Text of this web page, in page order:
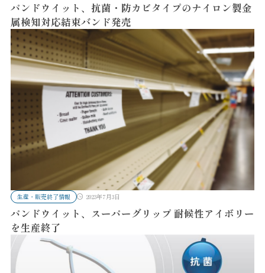
パンドウイット、抗菌・防カビタイプのナイロン製金
属検知対応結束バンド発売
生産・販売終了情報 2023年7月3日
パンドウイット、スーパーグリップ 耐候性アイボリー
を生産終了